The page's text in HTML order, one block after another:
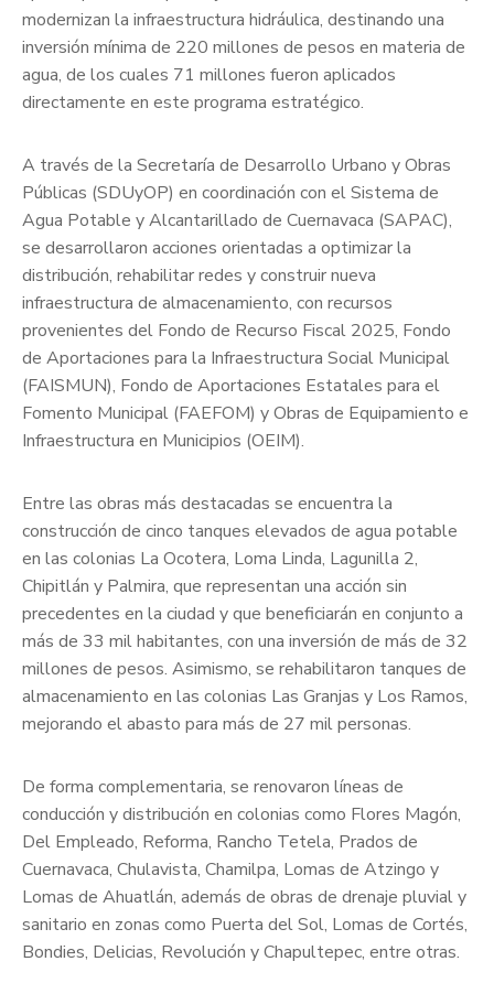
modernizan la infraestructura hidráulica, destinando una
inversión mínima de 220 millones de pesos en materia de
agua, de los cuales 71 millones fueron aplicados
directamente en este programa estratégico.
A través de la Secretaría de Desarrollo Urbano y Obras
Públicas (SDUyOP) en coordinación con el Sistema de
Agua Potable y Alcantarillado de Cuernavaca (SAPAC),
se desarrollaron acciones orientadas a optimizar la
distribución, rehabilitar redes y construir nueva
infraestructura de almacenamiento, con recursos
provenientes del Fondo de Recurso Fiscal 2025, Fondo
de Aportaciones para la Infraestructura Social Municipal
(FAISMUN), Fondo de Aportaciones Estatales para el
Fomento Municipal (FAEFOM) y Obras de Equipamiento e
Infraestructura en Municipios (OEIM).
Entre las obras más destacadas se encuentra la
construcción de cinco tanques elevados de agua potable
en las colonias La Ocotera, Loma Linda, Lagunilla 2,
Chipitlán y Palmira, que representan una acción sin
precedentes en la ciudad y que beneficiarán en conjunto a
más de 33 mil habitantes, con una inversión de más de 32
millones de pesos. Asimismo, se rehabilitaron tanques de
almacenamiento en las colonias Las Granjas y Los Ramos,
mejorando el abasto para más de 27 mil personas.
De forma complementaria, se renovaron líneas de
conducción y distribución en colonias como Flores Magón,
Del Empleado, Reforma, Rancho Tetela, Prados de
Cuernavaca, Chulavista, Chamilpa, Lomas de Atzingo y
Lomas de Ahuatlán, además de obras de drenaje pluvial y
sanitario en zonas como Puerta del Sol, Lomas de Cortés,
Bondies, Delicias, Revolución y Chapultepec, entre otras.